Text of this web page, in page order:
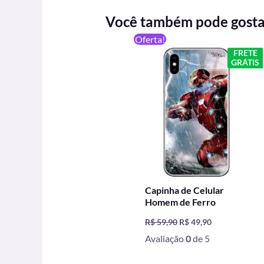
Você também pode
Oferta!
FRETE
GRÁTIS
Capinha de Celular
Homem de Ferro
R$59,90
preço
original
era:
R$ 59,90.
R$49,90
preço
atual
é:
R$ 49,90.
Avaliação0de 5